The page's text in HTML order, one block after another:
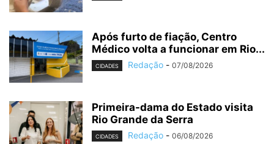
Após furto de fiação, Centro
Médico volta a funcionar em Rio...
CIDADES Redação - 07/08/2026
Primeira-dama do Estado visita
Rio Grande da Serra
CIDADES Redação - 06/08/2026